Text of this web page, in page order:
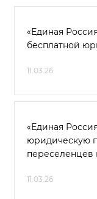
«Единая
бесплатной
11.03.26
«Единая
юридическую
переселенцев
11.03.26